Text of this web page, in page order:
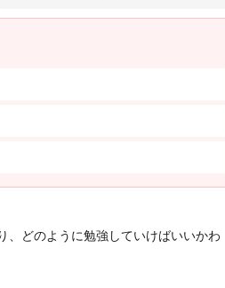
、どのように勉強していけばいいかわ